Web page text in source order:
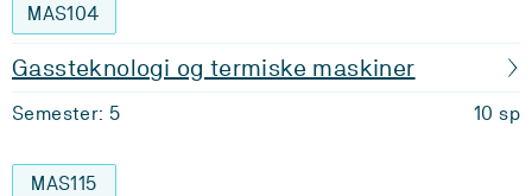
MAS104
Gassteknologi og termiske maskiner
Semester: 5 10 sp
MAS115